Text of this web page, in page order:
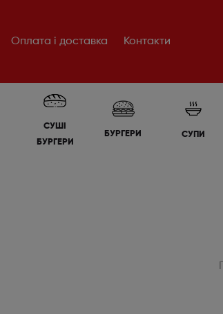
Оплата і доставка Контакти
СУШІ
БУРГЕРИ
БУРГЕРИ СУПИ